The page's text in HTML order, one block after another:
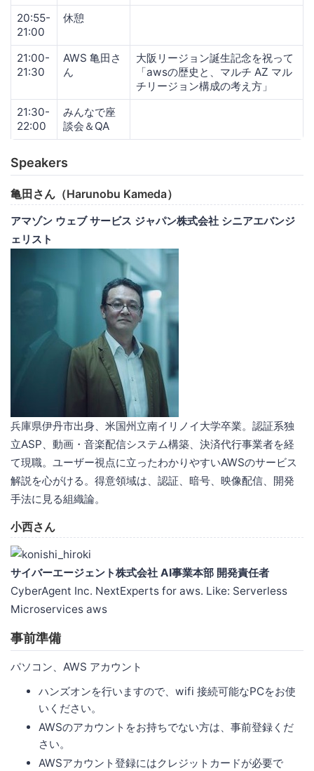
20:55-
21:00
休憩
21:00-
21:30
AWS 亀田さ
ん
大阪リージョン誕生記念を祝って
「awsの歴史と、マルチ AZ マル
チリージョン構成の考え方」
21:30-
22:00
みんなで座
談会＆QA
Speakers
亀田さん（Harunobu Kameda）
アマゾン ウェブ サービス ジャパン株式会社 シニアエバンジ
ェリスト
兵庫県伊丹市出身、米国州立南イリノイ大学卒業。認証系独
立ASP、動画・音楽配信システム構築、決済代行事業者を経
て現職。ユーザー視点に立ったわかりやすいAWSのサービス
解説を心がける。得意領域は、認証、暗号、映像配信、開発
手法に見る組織論。
小西さん
サイバーエージェント株式会社 AI事業本部 開発責任者
CyberAgent Inc. NextExperts for aws. Like: Serverless
Microservices aws
事前準備
パソコン、AWS アカウント
ハンズオンを行いますので、wifi 接続可能なPCをお使
いください。
AWSのアカウントをお持ちでない方は、事前登録くだ
さい。
AWSアカウント登録にはクレジットカードが必要で